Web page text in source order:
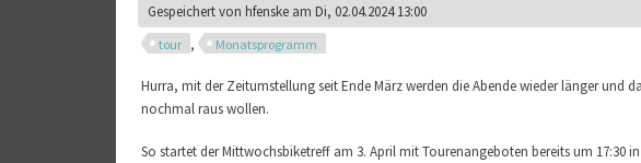
Gespeichert von hfenske am Di, 02.04.2024 13:00
tour , Monatsprogramm
Hurra, mit der Zeitumstellung seit Ende März werden die Abende wieder länger und
nochmal raus wollen.
So startet der Mittwochsbiketreff am 3. April mit Tourenangeboten bereits um 17:30